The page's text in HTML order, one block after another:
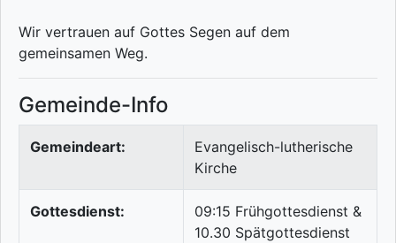
Wir vertrauen auf Gottes Segen auf dem
gemeinsamen Weg.
Gemeinde-Info
Gemeindeart:
Evangelisch-lutherische
Kirche
Gottesdienst:
09:15 Frühgottesdienst &
10.30 Spätgottesdienst